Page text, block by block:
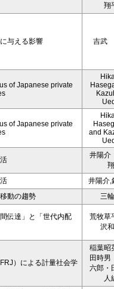
翔
与える影響 吉武
of Japanese private
of Japanese private
and
井陽介
翔
井陽介,
動の趨勢
三
伝達」と「世代内配
荒牧草
沢
）による計量社会学
稲葉昭
田時男
六郎・
人